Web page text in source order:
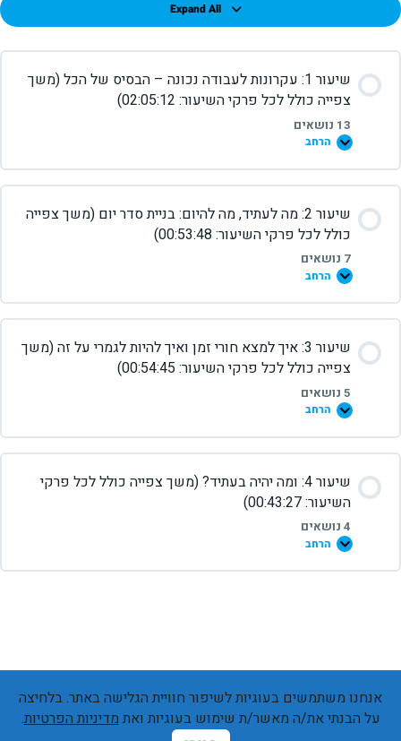
Expand All
שיעור 1: עקרונות לעבודה נכונה – הבסיס של הכל (משך
צפייה כולל לכל פרקי השיעור: 02:05:12)
13 נושאים
הרחב
שיעור 2: מה לעתיד, מה להיום: בניית סדר יום (משך צפייה
כולל לכל פרקי השיעור: 00:53:48)
7 נושאים
הרחב
שיעור 3: איך למצא חורי זמן ואיך להיות לגמרי על זה (משך
צפייה כולל לכל פרקי השיעור: 00:54:45)
5 נושאים
הרחב
שיעור 4: ומה יהיה בעתיד? (משך צפייה כולל לכל פרקי
השיעור: 00:43:27)
4 נושאים
הרחב
באק טו טופ
אנחנו משתמשים בעוגיות לשיפור חוויית הגלישה באתר. בלחיצה
על הבנתי את/ה מאשר/ת שימוש בעוגיות ואתמדיניות הפרטיות.